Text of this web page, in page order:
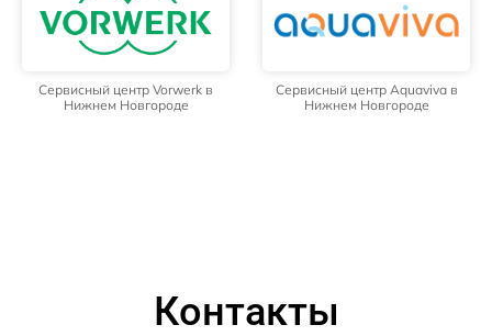
Сервисный центр Vorwerk в
Нижнем Новгороде
Сервисный центр Aquaviva в
Нижнем Новгороде
Контакты